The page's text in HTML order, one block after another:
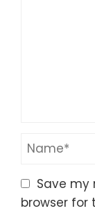
Save my
browser for